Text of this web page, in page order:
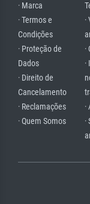
· Marca
· Termos e
Condições
· Proteção de
Dados
· Direito de
Cancelamento
· Reclamações
· Quem Somos